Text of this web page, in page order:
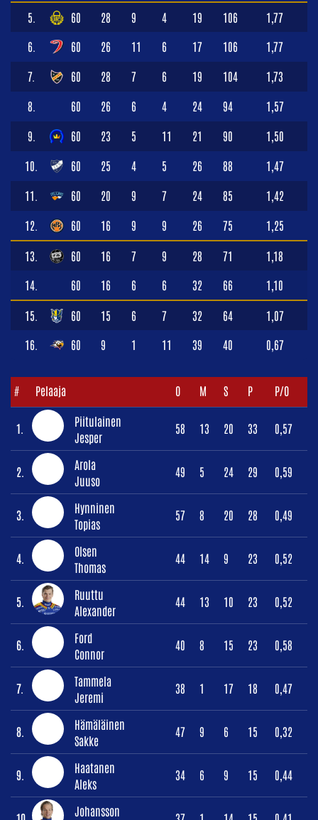
5. 60 28 9 4 19 106 1,77
6. 60 26 11 6 17 106 1,77
7. 60 28 7 6 19 104 1,73
8. 60 26 6 4 24 94 1,57
9. 60 23 5 11 21 90 1,50
10. 60 25 4 5 26 88 1,47
11. 60 20 9 7 24 85 1,42
12. 60 16 9 9 26 75 1,25
13. 60 16 7 9 28 71 1,18
14. 60 16 6 6 32 66 1,10
15. 60 15 6 7 32 64 1,07
16. 60 9 1 11 39 40 0,67
# Pelaaja O M S P P/O
1.
Piitulainen
Jesper
58 13 20 33 0,57
2.
Arola
Juuso
49 5 24 29 0,59
3.
Hynninen
Topias
57 8 20 28 0,49
4.
Olsen
Thomas
44 14 9 23 0,52
5.
Ruuttu
Alexander
44 13 10 23 0,52
6.
Ford
Connor
40 8 15 23 0,58
7.
Tammela
Jeremi
38 1 17 18 0,47
8.
Hämäläinen
Sakke
47 9 6 15 0,32
9.
Haatanen
Aleks
34 6 9 15 0,44
Johansson